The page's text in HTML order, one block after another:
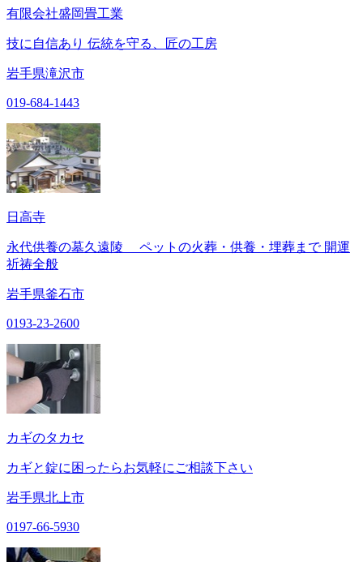
有限会社盛岡畳工業
技に自信あり 伝統を守る、匠の工房
岩手県滝沢市
019-684-1443
日高寺
永代供養の墓久遠陵 ペットの火葬・供養・埋葬まで 開運
祈祷全般
岩手県釜石市
0193-23-2600
カギのタカセ
カギと錠に困ったらお気軽にご相談下さい
岩手県北上市
0197-66-5930